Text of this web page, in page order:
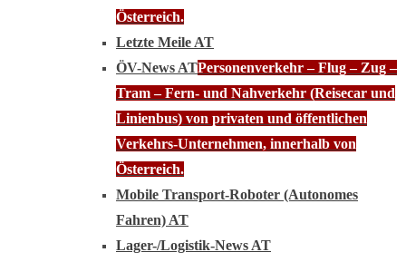
Österreich.
Letzte Meile AT
ÖV-News ATPersonenverkehr – Flug – Zug –
Tram – Fern- und Nahverkehr (Reisecar und
Linienbus) von privaten und öffentlichen
Verkehrs-Unternehmen, innerhalb von
Österreich.
Mobile Transport-Roboter (Autonomes
Fahren) AT
Lager-/Logistik-News AT